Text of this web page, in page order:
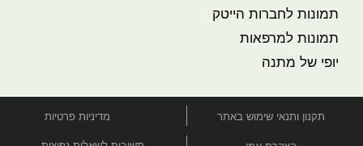
תמונות לחברות הייטק
תמונות למרפאות
יופי של מתנה
תקנון ותנאי שימוש באתר מדיניות פרטיות